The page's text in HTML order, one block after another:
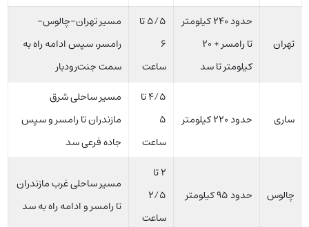
تهران
حدود ۲۴۰ کیلومتر
تا رامسر + ۲۰
کیلومتر تا سد
۵/۵ تا
۶
ساعت
مسیر تهران–چالوس–
رامسر، سپس ادامه راه به
سمت جنت‌رودبار
ساری حدود ۲۲۰ کیلومتر
۴/۵ تا
۵
ساعت
مسیر ساحلی شرق
مازندران تا رامسر و سپس
جاده فرعی سد
چالوس حدود ۹۵ کیلومتر
۲ تا
۲/۵
ساعت
مسیر ساحلی غرب مازندران
تا رامسر و ادامه راه به سد